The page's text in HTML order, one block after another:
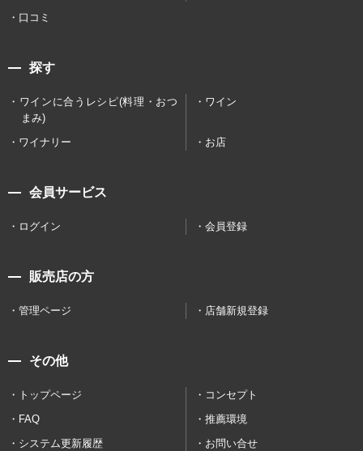
口コミ
探す
ワインに合うレシピ(料理・おつ
まみ)
ワイン
ワイナリー お店
会員サービス
ログイン 会員登録
販売店の方
管理ページ 店舗新規登録
その他
トップページ
コンセプト
FAQ
推薦環境
システム更新履歴
お問い合せ